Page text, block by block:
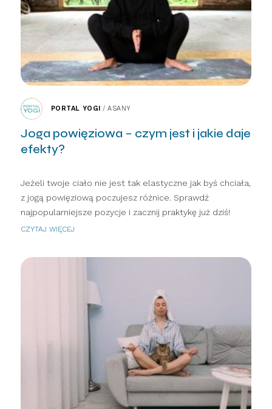
PORTAL YOGI /ASANY
Joga powięziowa – czym jest i jakie daje
efekty?
Jeżeli twoje ciało nie jest tak elastyczne jak byś chciała,
z jogą powięziową poczujesz różnice. Sprawdź
najpopularniejsze pozycje i zacznij praktykę już dziś!
CZYTAJ WIĘCEJ